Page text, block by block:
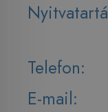
Telefon:
E-mail: